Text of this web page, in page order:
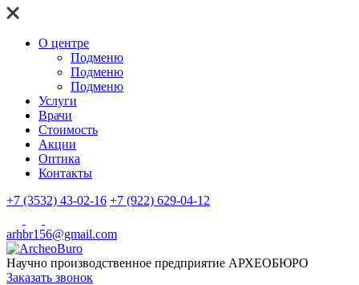
О центре
Подменю
Подменю
Подменю
Услуги
Врачи
Стоимость
Акции
Оптика
Контакты
+7 (3532) 43-02-16 +7 (922) 629-04-12
arhbr156@gmail.com
Научно производственное предприятие АРХЕОБЮРО
Заказать звонок